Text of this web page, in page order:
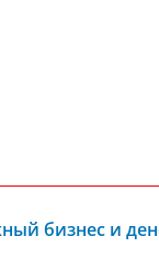
бизнес и